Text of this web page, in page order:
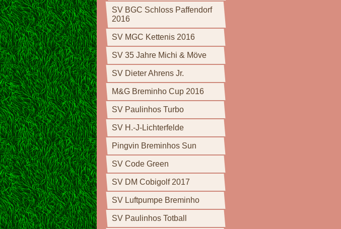
SV BGC Schloss Paffendorf
2016
SV MGC Kettenis 2016
SV 35 Jahre Michi & Möve
SV Dieter Ahrens Jr.
M&G Breminho Cup 2016
SV Paulinhos Turbo
SV H.-J-Lichterfelde
Pingvin Breminhos Sun
SV Code Green
SV DM Cobigolf 2017
SV Luftpumpe Breminho
SV Paulinhos Totball